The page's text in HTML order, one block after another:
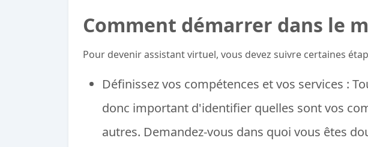
Comment démarrer dans le
Pour devenir assistant virtuel, vous devez suivre certaines
Définissez vos compétences et vos services :
donc important d'identifier quelles sont vos
autres. Demandez-vous dans quoi vous êtes